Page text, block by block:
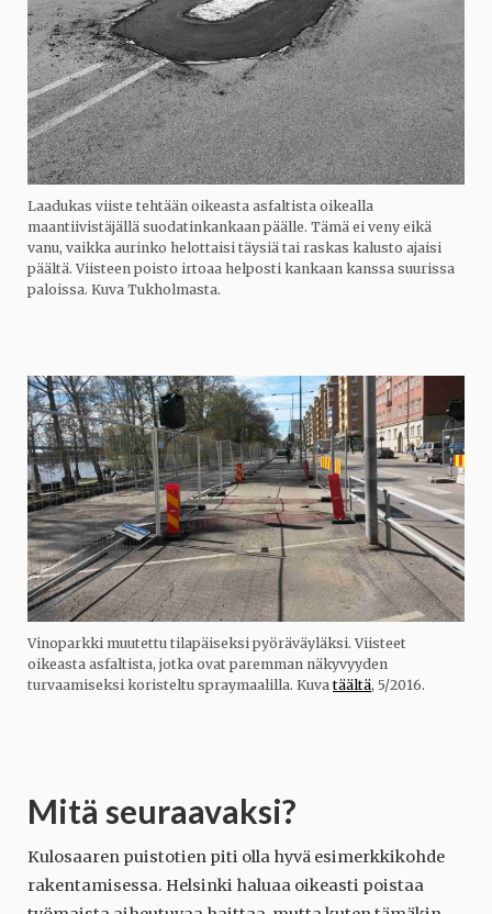
Laadukas viiste tehtään oikeasta asfaltista oikealla
maantiivistäjällä suodatinkankaan päälle. Tämä ei veny eikä
vanu, vaikka aurinko helottaisi täysiä tai raskas kalusto ajaisi
päältä. Viisteen poisto irtoaa helposti kankaan kanssa suurissa
paloissa. Kuva Tukholmasta.
Vinoparkki muutettu tilapäiseksi pyöräväyläksi. Viisteet
oikeasta asfaltista, jotka ovat paremman näkyvyyden
turvaamiseksi koristeltu spraymaalilla. Kuva täältä, 5/2016.
Mitä seuraavaksi?
Kulosaaren puistotien piti olla hyvä esimerkkikohde
rakentamisessa. Helsinki haluaa oikeasti poistaa